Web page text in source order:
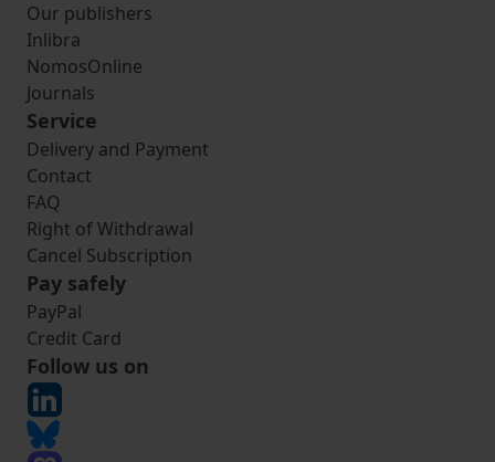
Our publishers
Inlibra
NomosOnline
Journals
Service
Delivery and Payment
Contact
FAQ
Right of Withdrawal
Cancel Subscription
Pay safely
PayPal
Credit Card
Follow us on